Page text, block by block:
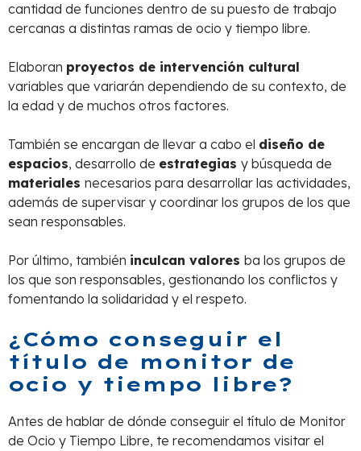
cantidad de funciones dentro de su puesto de trabajo
cercanas a distintas ramas de ocio y tiempo libre.
Elaboran proyectos de intervención cultural
variables que variarán dependiendo de su contexto, de
la edad y de muchos otros factores.
También se encargan de llevar a cabo el diseño de
espacios, desarrollo de estrategias y búsqueda de
materiales necesarios para desarrollar las actividades,
además de supervisar y coordinar los grupos de los que
sean responsables.
Por último, también inculcan valores ba los grupos de
los que son responsables, gestionando los conflictos y
fomentando la solidaridad y el respeto.
¿Cómo conseguir el
título de monitor de
ocio y tiempo libre?
Antes de hablar de dónde conseguir el título de Monitor
de Ocio y Tiempo Libre, te recomendamos visitar el